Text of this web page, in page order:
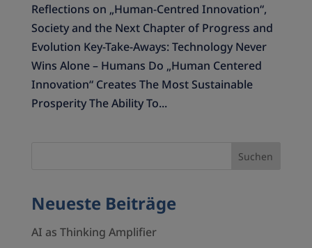
Reflections on „Human-Centred Innovation“,
Society and the Next Chapter of Progress and
Evolution Key-Take-Aways: Technology Never
Wins Alone – Humans Do „Human Centered
Innovation“ Creates The Most Sustainable
Prosperity The Ability To...
Neueste Beiträge
AI as Thinking Amplifier